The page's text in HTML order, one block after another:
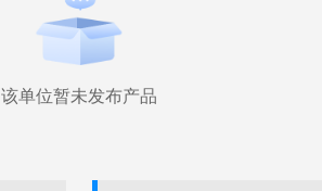
该单位暂未发布产品